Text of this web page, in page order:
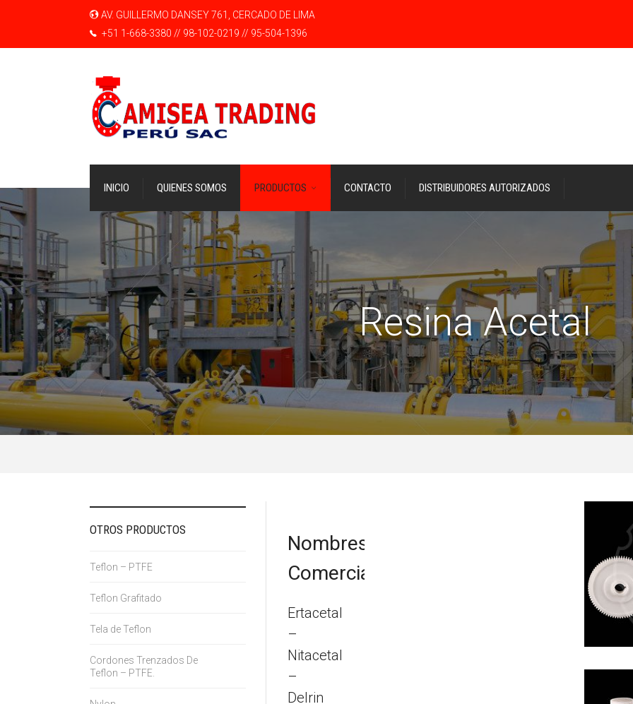
AV. GUILLERMO DANSEY 761, CERCADO DE LIMA
+51 1-668-3380 // 98-102-0219 // 95-504-1396
INICIO QUIENES SOMOS PRODUCTOS CONTACTO DISTRIBUIDORES AUTORIZADOS
Resina Acetal
Nombres
Comerciales
Ertacetal
–
Nitacetal
–
Delrin
OTROS PRODUCTOS
Teflon – PTFE
Teflon Grafitado
Tela de Teflon
Cordones Trenzados De
Teflon – PTFE.